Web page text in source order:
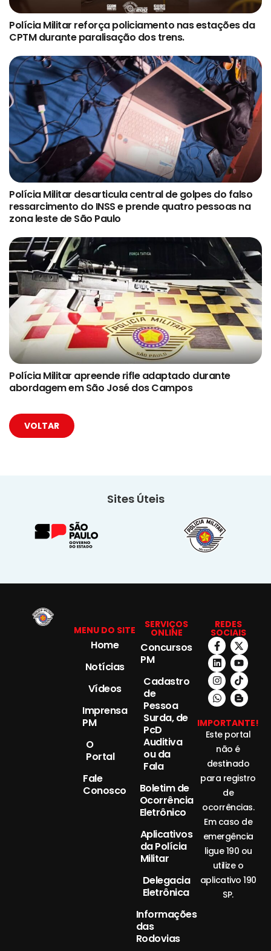
Polícia Militar reforça policiamento nas estações da
CPTM durante paralisação dos trens.
Polícia Militar desarticula central de golpes do falso
ressarcimento do INSS e prende quatro pessoas na
zona leste de São Paulo
Polícia Militar apreende rifle adaptado durante
abordagem em São José dos Campos
VOLTAR
Sites Úteis
MENU DO SITE
Home
Notícias
Vídeos
Imprensa
PM
O
Portal
Fale
Conosco
SERVIÇOS
ONLINE
Concursos
PM
Cadastro
de
Pessoa
Surda, de
PcD
Auditiva
ou da
Fala
Boletim de
Ocorrência
Eletrônico
Aplicativos
da Polícia
Militar
Delegacia
Eletrônica
Informações
das
Rodovias
REDES
SOCIAIS
IMPORTANTE!
Este portal
não é
destinado
para registro
de
ocorrências.
Em caso de
emergência
ligue 190 ou
utilize o
aplicativo 190
SP.